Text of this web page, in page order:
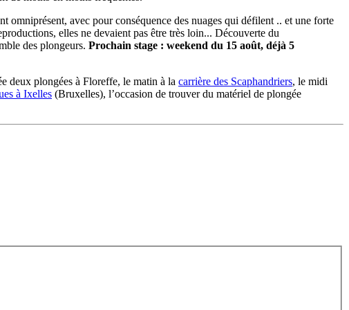
omniprésent, avec pour conséquence des nuages qui défilent .. et une forte
elles ne devaient pas être très loin... Découverte du
des plongeurs. Prochain stage : weekend du 15 août, déjà 5
deux plongées à Floreffe, le matin à la carrière des Scaphandriers, le midi
à Ixelles (Bruxelles), l’occasion de trouver du matériel de plongée